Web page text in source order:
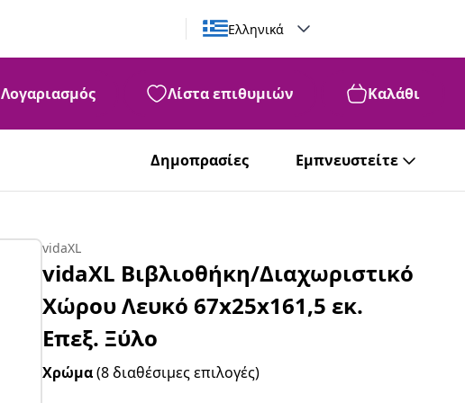
Ελληνικά
Λογαριασμός Λίστα επιθυμιών Καλάθι
Δημοπρασίες Εμπνευστείτε
vidaXL
vidaXL Βιβλιοθήκη/Διαχωριστικό
Χώρου Λευκό 67x25x161,5 εκ.
Επεξ. Ξύλο
Χρώμα(8 διαθέσιμες επιλογές)